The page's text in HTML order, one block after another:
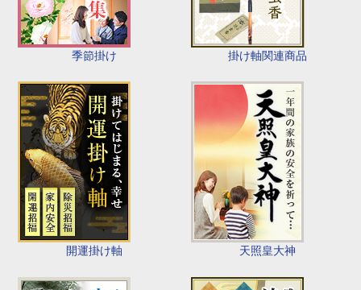
季節掛け 掛け軸関連商品
開運掛け軸 天照皇大神